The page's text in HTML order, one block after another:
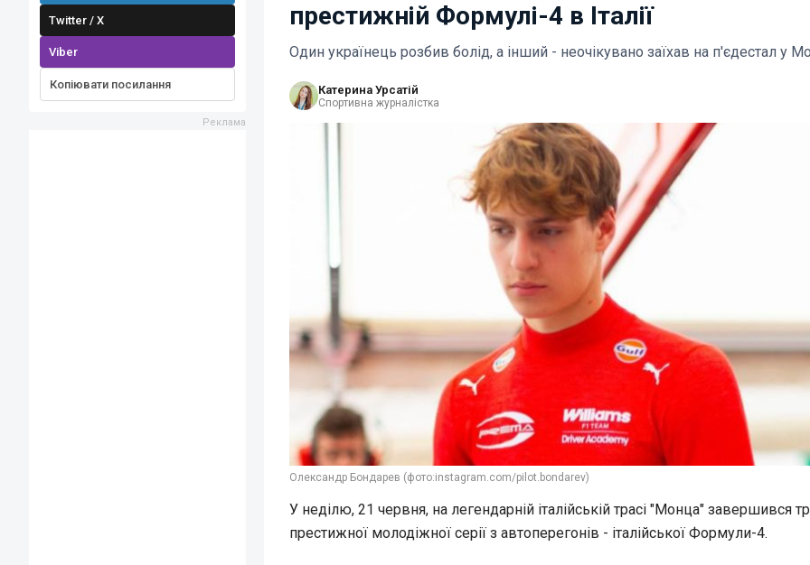
Twitter / X
Viber
Копіювати посилання
престижній Формулі-4 в Італії
Один українець розбив болід, а інший - неочікувано заїхав на п'єдестал у
Катерина Урсатій
Спортивна журналістка
Олександр Бондарев (фото:instagram.com/pilot.bondarev)
У неділю, 21 червня, на легендарній італійській трасі "Монца" завершився
престижної молодіжної серії з автоперегонів - італійської Формули-4.